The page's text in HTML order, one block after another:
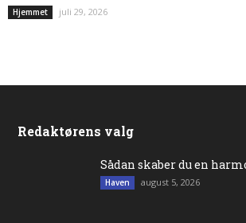
Hjemmet juli 29, 2026
Redaktørens valg
Sådan skaber du en
Haven august 5, 2026